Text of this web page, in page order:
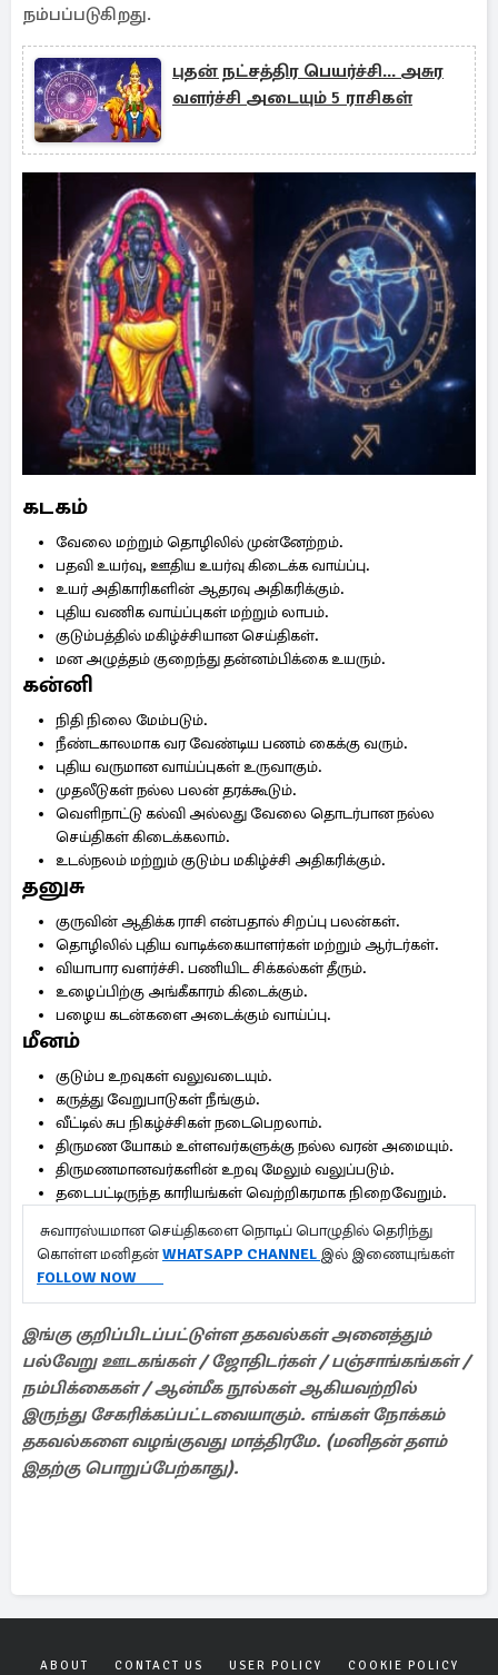
நம்பப்படுகிறது.
புதன் நட்சத்திர பெயர்ச்சி... அசுர
வளர்ச்சி அடையும் 5 ராசிகள்
கடகம்
வேலை மற்றும் தொழிலில் முன்னேற்றம்.
பதவி உயர்வு, ஊதிய உயர்வு கிடைக்க வாய்ப்பு.
உயர் அதிகாரிகளின் ஆதரவு அதிகரிக்கும்.
புதிய வணிக வாய்ப்புகள் மற்றும் லாபம்.
குடும்பத்தில் மகிழ்ச்சியான செய்திகள்.
மன அழுத்தம் குறைந்து தன்னம்பிக்கை உயரும்.
கன்னி
நிதி நிலை மேம்படும்.
நீண்டகாலமாக வர வேண்டிய பணம் கைக்கு வரும்.
புதிய வருமான வாய்ப்புகள் உருவாகும்.
முதலீடுகள் நல்ல பலன் தரக்கூடும்.
வெளிநாட்டு கல்வி அல்லது வேலை தொடர்பான நல்ல
செய்திகள் கிடைக்கலாம்.
உடல்நலம் மற்றும் குடும்ப மகிழ்ச்சி அதிகரிக்கும்.
தனுசு
குருவின் ஆதிக்க ராசி என்பதால் சிறப்பு பலன்கள்.
தொழிலில் புதிய வாடிக்கையாளர்கள் மற்றும் ஆர்டர்கள்.
வியாபார வளர்ச்சி. பணியிட சிக்கல்கள் தீரும்.
உழைப்பிற்கு அங்கீகாரம் கிடைக்கும்.
பழைய கடன்களை அடைக்கும் வாய்ப்பு.
மீனம்
குடும்ப உறவுகள் வலுவடையும்.
கருத்து வேறுபாடுகள் நீங்கும்.
வீட்டில் சுப நிகழ்ச்சிகள் நடைபெறலாம்.
திருமண யோகம் உள்ளவர்களுக்கு நல்ல வரன் அமையும்.
திருமணமானவர்களின் உறவு மேலும் வலுப்படும்.
தடைபட்டிருந்த காரியங்கள் வெற்றிகரமாக நிறைவேறும்.
சுவாரஸ்யமான செய்திகளை நொடிப் பொழுதில் தெரிந்து
கொள்ள மனிதன்WHATSAPP CHANNEL இல் இணையுங்கள்
FOLLOW NOW
இங்கு குறிப்பிடப்பட்டுள்ள தகவல்கள் அனைத்தும்
பல்வேறு ஊடகங்கள் / ஜோதிடர்கள் / பஞ்சாங்கங்கள் /
நம்பிக்கைகள் / ஆன்மீக நூல்கள் ஆகியவற்றில்
இருந்து சேகரிக்கப்பட்டவையாகும். எங்கள் நோக்கம்
தகவல்களை வழங்குவது மாத்திரமே. (மனிதன் தளம்
இதற்கு பொறுப்பேற்காது).
ABOUT CONTACT US USER POLICY COOKIE POLICY